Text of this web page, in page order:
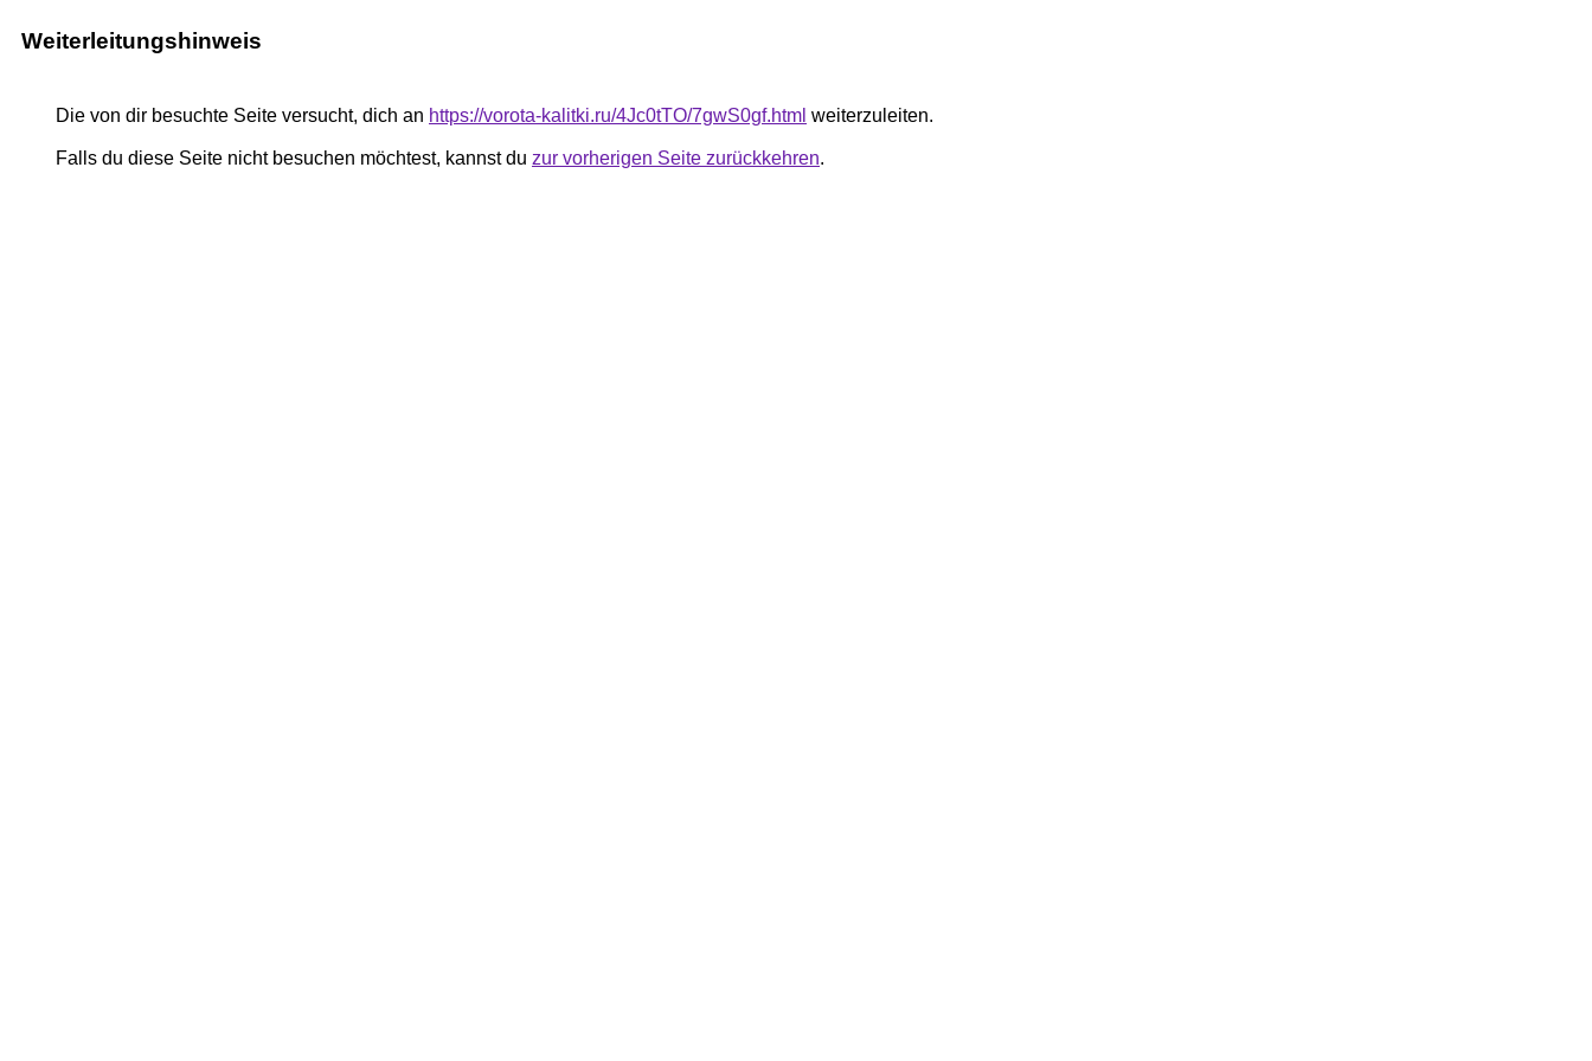
Weiterleitungshinweis
Die von dir besuchte Seite versucht, dich an https://vorota-kalitki.ru/4Jc0tTO/7gwS0gf.html weiterzuleiten.
Falls du diese Seite nicht besuchen möchtest, kannst du zur vorherigen Seite zurückkehren.